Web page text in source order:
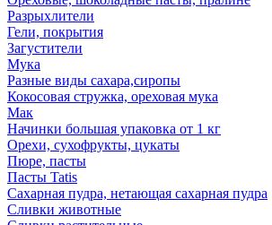
Разрыхлители
Гели, покрытия
Загустители
Мука
Разные виды сахара,сиропы
Кокосовая стружка, ореховая мука
Мак
Начинки большая упаковка от 1 кг
Орехи, сухофрукты, цукаты
Пюре, пасты
Пасты Tatis
Сахарная пудра, нетающая сахарная пудра
Сливки животные